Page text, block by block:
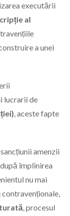
executării
al
a unei
lucrarii de
, aceste fapte
amenzii
împlinirea
nu mai
, procesul